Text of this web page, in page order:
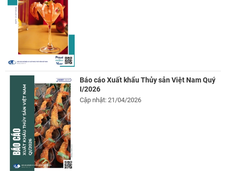
Báo cáo Xuất khẩu Thủy sản Việt Nam Quý
I/2026
Cập nhật: 21/04/2026